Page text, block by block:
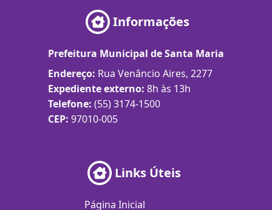
Informações
Prefeitura Municipal de Santa Maria
Endereço: Rua Venâncio Aires, 2277
Expediente externo: 8h às 13h
Telefone: (55) 3174-1500
CEP: 97010-005
Links Úteis
Página Inicial